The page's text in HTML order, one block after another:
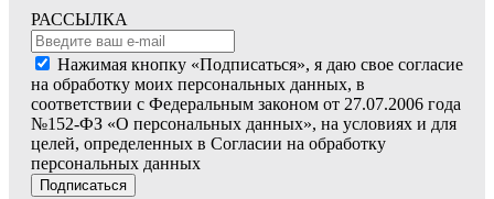
РАССЫЛКА
Нажимая кнопку «Подписаться», я даю свое согласие
на обработку моих персональных данных, в
соответствии с Федеральным законом от 27.07.2006 года
№152-ФЗ «О персональных данных», на условиях и для
целей, определенных в Согласии на обработку
персональных данных
Подписаться